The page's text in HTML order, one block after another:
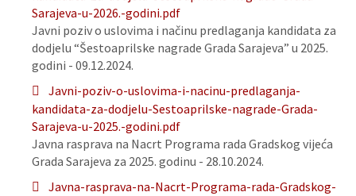
Sarajeva-u-2026.-godini.pdf
Javni poziv o uslovima i načinu predlaganja kandidata za
dodjelu “Šestoaprilske nagrade Grada Sarajeva” u 2025.
godini - 09.12.2024.
Javni-poziv-o-uslovima-i-nacinu-predlaganja-
kandidata-za-dodjelu-Sestoaprilske-nagrade-Grada-
Sarajeva-u-2025.-godini.pdf
Javna rasprava na Nacrt Programa rada Gradskog vijeća
Grada Sarajeva za 2025. godinu - 28.10.2024.
Javna-rasprava-na-Nacrt-Programa-rada-Gradskog-